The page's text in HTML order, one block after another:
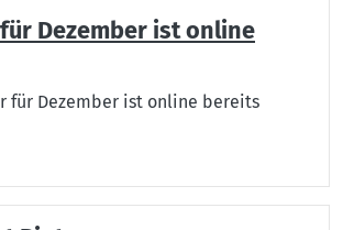
Dezember ist online
für Dezember ist online bereits